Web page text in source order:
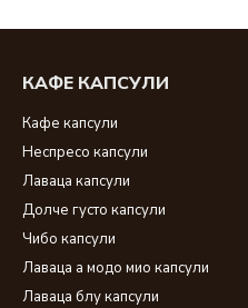
КАФЕ КАПСУЛИ
Кафе капсули
Неспресо капсули
Лаваца капсули
Долче густо капсули
Чибо капсули
Лаваца а модо мио капсули
Лаваца блу капсули